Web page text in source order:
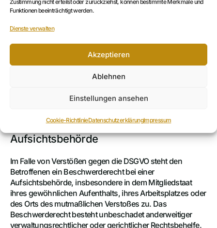
Zustimmung nicht erteilst oder zurückziehst, können bestimmte Merkmale und
Funktionen beeinträchtigt werden.
Dienste verwalten
Akzeptieren
Ablehnen
Einstellungen ansehen
Cookie-RichtlinieDatenschutzerklärungImpressum
GEGEN DIE VERARBEITUNG SIE BETREFFENDER
DERARTIGER WERBUNG EINZULEGEN; DIES GILT AUCH
DIREKTWERBUNG IN VERBINDUNG STEHT. WENN SIE
WIDERSPRECHEN, WERDEN IHRE
PERSONENBEZOGENEN DATEN ANSCHLIESSEND NICHT
MEHR ZUM ZWECKE DER DIREKTWERBUNG
VERWENDET (WIDERSPRUCH NACH ART. 21 ABS. 2
Beschwerde­recht Bei Der Zuständigen
Aufsichts­behörde
Im Falle von Verstößen gegen die DSGVO steht den
Betroffenen ein Beschwerderecht bei einer
Aufsichtsbehörde, insbesondere in dem Mitgliedstaat
ihres gewöhnlichen Aufenthalts, ihres Arbeitsplatzes oder
des Orts des mutmaßlichen Verstoßes zu. Das
Beschwerderecht besteht unbeschadet anderweitiger
verwaltungsrechtlicher oder gerichtlicher Rechtsbehelfe.